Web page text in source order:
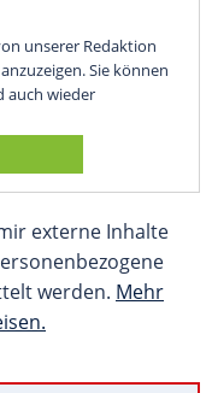
unserer Redaktion
Sie können
auch wieder
externe Inhalte
werden. Mehr